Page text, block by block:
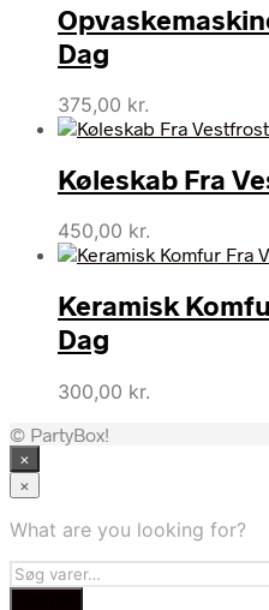
Dag
375,00 kr.
Køleskab Fra
450,00 kr.
Keramisk
Dag
300,00 kr.
© PartyBox!
×
×
What are you looking for?